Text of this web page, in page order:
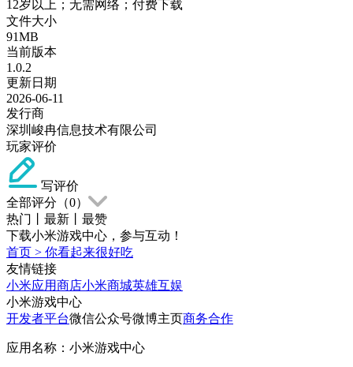
12岁以上；无需网络；付费下载
文件大小
91MB
当前版本
1.0.2
更新日期
2026-06-11
发行商
深圳峻冉信息技术有限公司
玩家评价
写评价
全部评分（0）
热门
最新
最赞
下载小米游戏中心，参与互动！
首页 > 你看起来很好吃
友情链接
小米应用商店小米商城英雄互娱
小米游戏中心
开发者平台微信公众号微博主页商务合作
应用名称：小米游戏中心